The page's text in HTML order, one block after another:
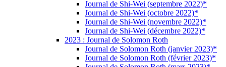
Journal de Shi-Wei (septembre 2022)*
Journal de Shi-Wei (octobre 2022)*
Journal de Shi-Wei (novembre 2022)*
Journal de Shi-Wei (décembre 2022)*
2023 : Journal de Solomon Roth
Journal de Solomon Roth (janvier 2023)*
Journal de Solomon Roth (février 2023)*